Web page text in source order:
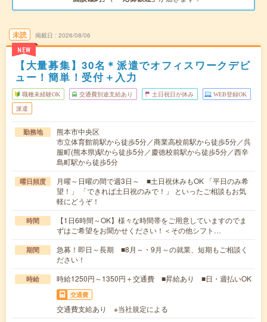
未読
NEW
掲載日 2026/08/06
【大量募集】30名＊派遣でオフィスワークデビ
ュー！簡単！受付＋入力
職種未経験OK 交通費別途支給あり 土日祝日が休み WEB登録OK
派遣
勤務地
熊本市中央区
市立体育館前駅から徒歩5分／商業高校前駅から徒歩5分／呉
服町(熊本県)駅から徒歩5分／慶徳校前駅から徒歩5分／西辛
島町駅から徒歩5分
曜日頻度
月曜～日曜の間で週3日～ ■土日祝休みもOK 「平日のみ希
望！」 「できれば土日祝のみで！」 といったご相談もお気
軽にどうぞ！
時間
【1日6時間～OK】様々な時間帯をご用意していますのでま
ずはご希望をお聞かせください！＜その他シフト…
期間
急募！即日～長期 ■8月～・9月～の就業、短期もご相談く
ださい！
時給 時給1250円～1350円＋交通費 ■昇給あり ■日・週払いOK
交通費
交通費支給あり ※当社規定による